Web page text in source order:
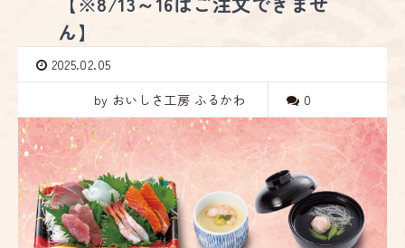
ん】
2025.02.05
by おいしさ工房 ふるかわ
0